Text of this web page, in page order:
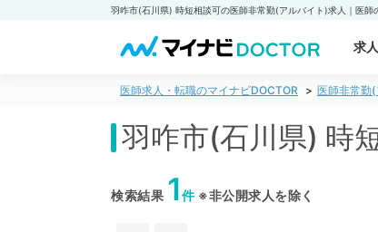
求
医師求人・転職のマイナビDOCTOR 医師非常勤
羽咋市(石川県) 時
検索結果 1件※非公開求人を除く